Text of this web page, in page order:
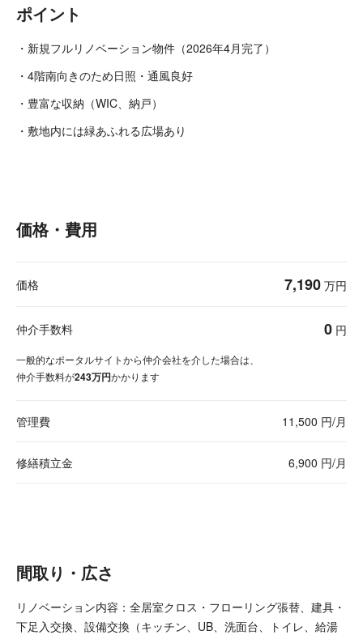
ポイント
・新規フルリノベーション物件（2026年4月完了）
・4階南向きのため日照・通風良好
・豊富な収納（WIC、納戸）
・敷地内には緑あふれる広場あり
価格・費用
価格 7,190 万円
仲介手数料 0 円
一般的なポータルサイトから仲介会社を介した場合は、
仲介手数料が243万円かかります
管理費 11,500 円/月
修繕積立金 6,900 円/月
間取り・広さ
リノベーション内容：全居室クロス・フローリング張替、建具・
下足入交換、設備交換（キッチン、UB、洗面台、トイレ、給湯